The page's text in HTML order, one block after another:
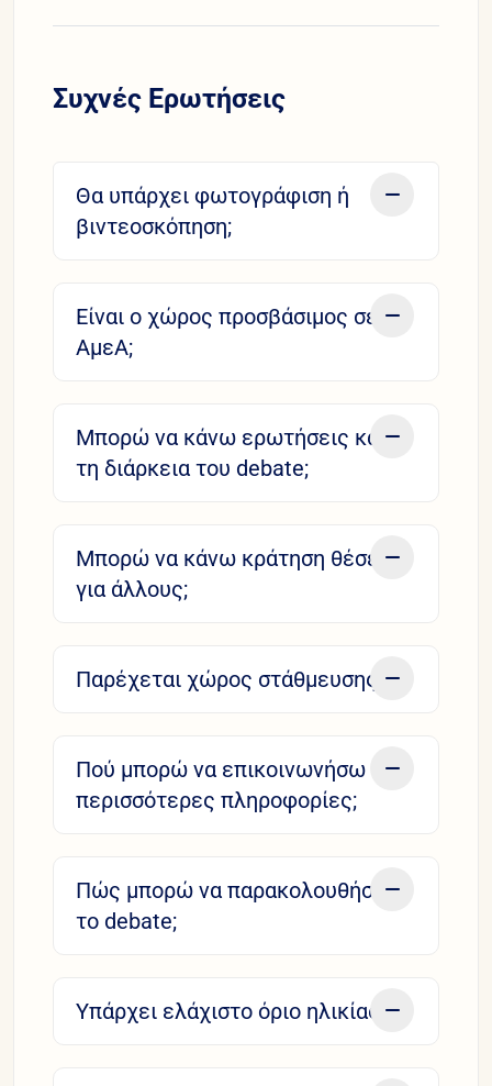
Συχνές Ερωτήσεις
Θα υπάρχει φωτογράφιση ή
βιντεοσκόπηση;
Είναι ο χώρος προσβάσιμος σε
ΑμεΑ;
Μπορώ να κάνω ερωτήσεις κατά
τη διάρκεια του debate;
Μπορώ να κάνω κράτηση θέσεων
για άλλους;
Παρέχεται χώρος στάθμευσης;
Πού μπορώ να επικοινωνήσω για
περισσότερες πληροφορίες;
Πώς μπορώ να παρακολουθήσω
το debate;
Υπάρχει ελάχιστο όριο ηλικίας;